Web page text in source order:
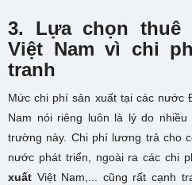
3. Lựa chọn thuê
Việt Nam vì chi
tranh
Mức chi phí sản xuất tại các nước
Nam nói riêng luôn là lý do
trường này. Chi phí lương trả cho
nước phát triển, ngoài ra các chi
xuất Việt Nam,... cũng rất cạnh